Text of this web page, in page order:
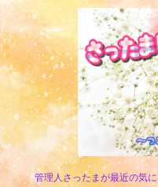
管理人さったまが最近の気